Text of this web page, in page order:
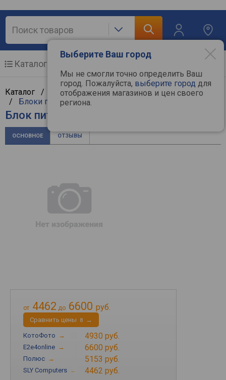
Выберите Ваш город
Мы не смогли точно определить Ваш
город. Пожалуйста, выберите город для
отображения магазинов и цен своего
региона.
Каталог
Каталог / Компьютерная техника/ Комплектующие
/ Блоки питания/
Блок питания Zalman GigaMax III
ОСНОВНОЕ ОТЗЫВЫ
от 4462 до 6600 руб.
Cравнить цены 8 →
КотоФото → 4930 руб.
E2e4online → 6600 руб.
Полюс → 5153 руб.
SLY Computers → 4462 руб.